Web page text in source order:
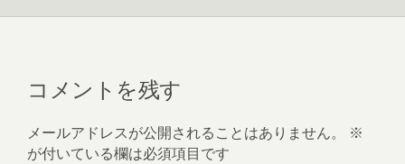
コメントを残す
メールアドレスが公開されることはありません。
※
が付いている欄は必須項目です